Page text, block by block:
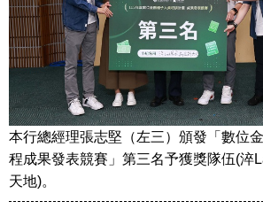
本行總經理張志堅（左三）頒發「數位
程成果發表競賽」第三名予獲獎隊伍(淬
天地)。